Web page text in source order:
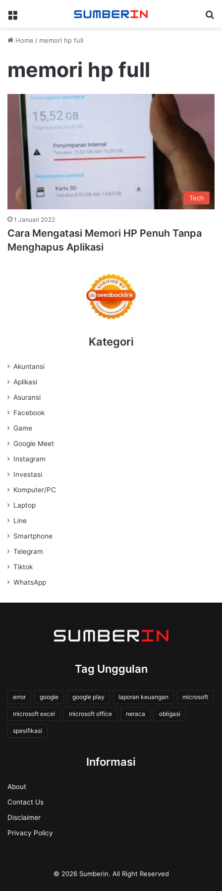
Menu
Home / memori hp full
memori hp full
Tech
1 Januari 2022
Cara Mengatasi Memori HP Penuh Tanpa
Menghapus Aplikasi
Kategori
Akuntansi
Aplikasi
Asuransi
Facebook
Game
Google Meet
Instagram
Investasi
Komputer/PC
Laptop
Line
Smartphone
Telegram
Tiktok
WhatsApp
Tag Unggulan
error google google play laporan keuangan microsoft
microsoft excel microsoft office neraca obligasi
spesifikasi
Informasi
About
Contact Us
Disclaimer
Privacy Policy
© 2026 Sumberin. All Right Reserved